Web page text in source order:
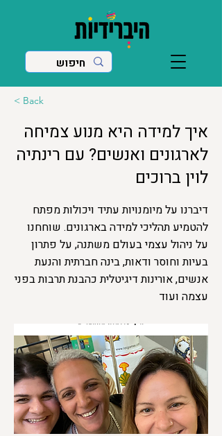
< Back
איך למידה היא מנוע צמיחה
לארגונים ואנשים? עם רינתיה
לוין ברוכים
דיברנו על מיומנויות עתיד ויכולות מפתח
להטמיע תהליכי למידה בארגונים. שוחחנו
על ניהול עצמי בעולם משתנה, על פתרון
בעיות וחוסר ודאות, בינה חברתית והנעת
אנשים, אורינות דיגיטלית כהבנת תרבות בפני
עצמה ועוד